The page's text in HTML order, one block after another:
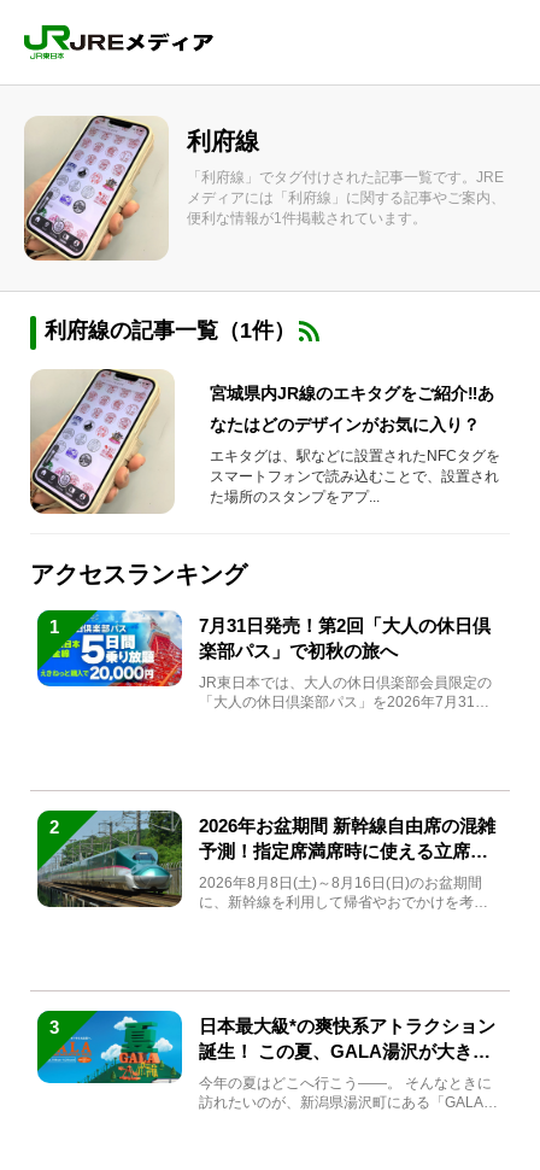
利府線
「利府線」でタグ付けされた記事一覧です。JRE
メディアには「利府線」に関する記事やご案内、
便利な情報が1件掲載されています。
利府線の記事一覧（1件）
宮城県内JR線のエキタグをご紹介‼あ
なたはどのデザインがお気に入り？
エキタグは、駅などに設置されたNFCタグを
スマートフォンで読み込むことで、設置され
た場所のスタンプをアプ...
アクセスランキング
1
7月31日発売！第2回「大人の休日倶
楽部パス」で初秋の旅へ
JR東日本では、大人の休日倶楽部会員限定の
「大人の休日倶楽部パス」を2026年7月31日
2
2026年お盆期間 新幹線自由席の混雑
予測！指定席満席時に使える立席特
急券も解説
2026年8月8日(土)～8月16日(日)のお盆期間
に、新幹線を利用して帰省やおでかけを考え
3
日本最大級*の爽快系アトラクション
誕生！ この夏、GALA湯沢が大きく
生まれ変わる
今年の夏はどこへ行こう――。 そんなときに
訪れたいのが、新潟県湯沢町にある「GALA湯